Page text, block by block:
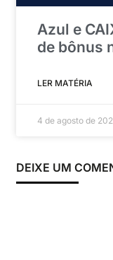
Azul e
de bônus
LER MATÉRIA
4 de agosto de
DEIXE UM